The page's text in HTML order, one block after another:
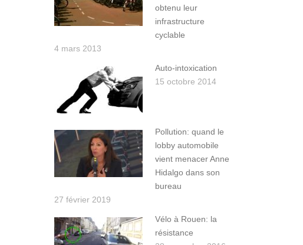
obtenu leur
infrastructure
cyclable
4 mars 2013
Auto-intoxication
15 octobre 2014
Pollution: quand le
lobby automobile
vient menacer Anne
Hidalgo dans son
bureau
27 février 2019
Vélo à Rouen: la
résistance